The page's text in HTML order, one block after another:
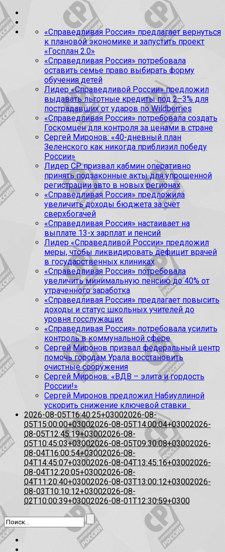
«Справедливая Россия» предлагает вернуться
к плановой экономике и запустить проект
«Госплан 2.0»
«Справедливая Россия» потребовала
оставить семье право выбирать форму
обучения детей
Лидер «Справедливой России» предложил
выдавать льготные кредиты под 2–3% для
пострадавших от ударов по Wildberries
«Справедливая Россия» потребовала создать
Госкомцен для контроля за ценами в стране
Сергей Миронов: «40-дневный план
Зеленского как никогда приблизил победу
России»
Лидер СР призвал кабмин оперативно
принять подзаконные акты для упрощенной
регистрации авто в новых регионах
«Справедливая Россия» предложила
увеличить доходы бюджета за счет
сверхбогачей
«Справедливая Россия» настаивает на
выплате 13-х зарплат и пенсий
Лидер «Справедливой России» предложил
меры, чтобы ликвидировать дефицит врачей
в государственных клиниках
«Справедливая Россия» потребовала
увеличить минимальную пенсию до 40% от
утраченного заработка
«Справедливая Россия» предлагает повысить
доходы и статус школьных учителей до
уровня госслужащих
«Справедливая Россия» потребовала усилить
контроль в коммунальной сфере
Сергей Миронов призвал федеральный центр
помочь городам Урала восстановить
очистные сооружения
Сергей Миронов: «ВДВ – элита и гордость
России!»
Сергей Миронов предложил Набиуллиной
ускорить снижение ключевой ставки
2026-08-05T16:40:25+03002026-08-
05T15:00:00+03002026-08-05T14:00:04+03002026-
08-05T12:45:19+03002026-08-
05T10:45:03+03002026-08-05T09:30:08+03002026-
08-04T16:00:54+03002026-08-
04T14:45:07+03002026-08-04T13:45:16+03002026-
08-04T12:20:05+03002026-08-
04T11:20:40+03002026-08-03T13:00:12+03002026-
08-03T10:10:12+03002026-08-
02T10:00:39+03002026-08-01T12:30:59+0300